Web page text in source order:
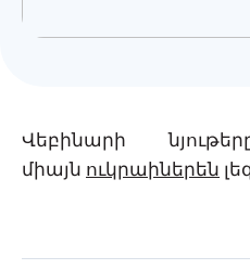
Վեբինարի
միայն ուկրաիներեն